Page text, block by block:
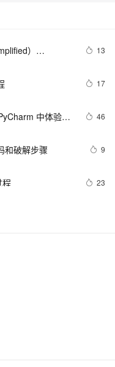
）
13
17
中体验通
46
和破解步骤 9
程 23
(IDEA/pycharm